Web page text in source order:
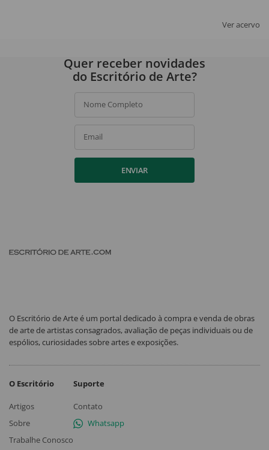
Ver acervo
Quer receber novidades
do Escritório de Arte?
Nome Completo
Email
ENVIAR
O Escritório de Arte é um portal dedicado à compra e venda de obras
de arte de artistas consagrados, avaliação de peças individuais ou de
espólios, curiosidades sobre artes e exposições.
O Escritório
Artigos
Sobre
Trabalhe Conosco
Suporte
Contato
Whatsapp